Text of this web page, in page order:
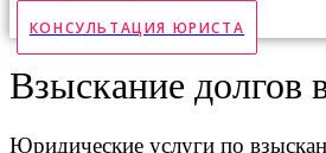
КОНСУЛЬТАЦИЯ ЮРИСТА
Взыскание долгов
Юридические услуги по